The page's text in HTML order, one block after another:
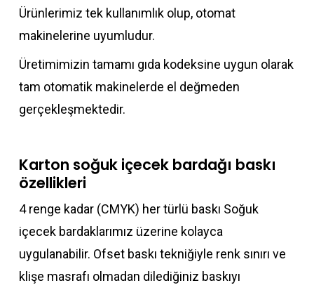
Ürünlerimiz tek kullanımlık olup, otomat
makinelerine uyumludur.
Üretimimizin tamamı gıda kodeksine uygun olarak
tam otomatik makinelerde el değmeden
gerçekleşmektedir.
Karton soğuk içecek bardağı baskı
özellikleri
4 renge kadar (CMYK) her türlü baskı Soğuk
içecek bardaklarımız üzerine kolayca
uygulanabilir. Ofset baskı tekniğiyle renk sınırı ve
klişe masrafı olmadan dilediğiniz baskıyı